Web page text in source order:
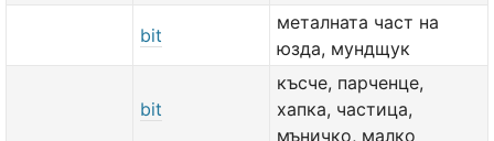
bit
металната част на
юзда, мундщук
bit
късче, парченце,
хапка, частица,
мъничко, малко